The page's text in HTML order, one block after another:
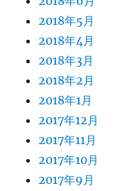
2018年5月
2018年4月
2018年3月
2018年2月
2018年1月
2017年12月
2017年11月
2017年10月
2017年9月